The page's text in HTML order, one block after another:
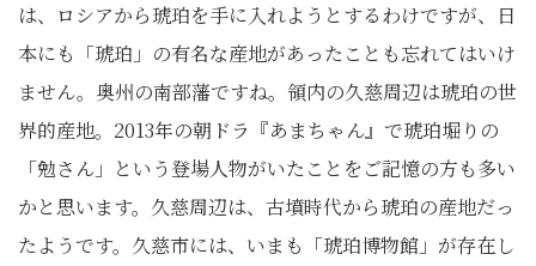
は、ロシアから琥珀を手に入れようとするわけですが、日
本にも「琥珀」の有名な産地があったことも忘れてはいけ
ません。奥州の南部藩ですね。領内の久慈周辺は琥珀の世
界的産地。2013年の朝ドラ『あまちゃん』で琥珀堀りの
「勉さん」という登場人物がいたことをご記憶の方も多い
かと思います。久慈周辺は、古墳時代から琥珀の産地だっ
たようです。久慈市には、いまも「琥珀博物館」が存在し